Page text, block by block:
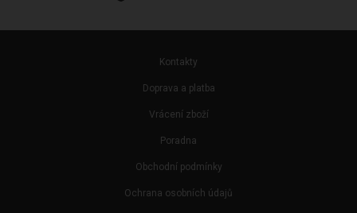
Kontakty
Doprava a platba
Vrácení zboží
Poradna
Obchodní podmínky
Ochrana osobních údajů